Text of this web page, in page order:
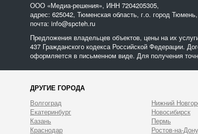
ООО «Медиа-решения», ИНН 7204205305,
адрес: 625042, Тюменская область, г.о. город
почта: info@spcteh.ru
Предложения владельцев объектов, цены на их
437 Гражданского кодекса Российской Федерации.
оформляется в письменном виде. Для получения
ДРУГИЕ ГОРОДА
Волгоград
Екатеринбург
Казань
Краснодар
Нижний
Новосибирск
Пермь
Ростов-на-Дону